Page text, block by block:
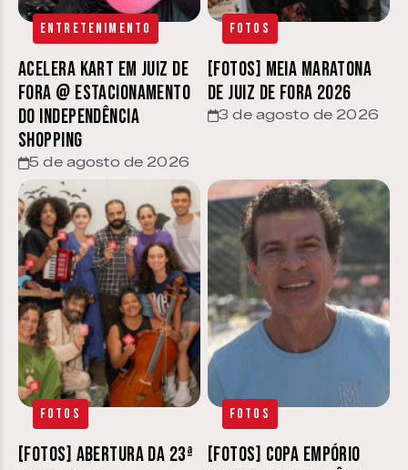
Entretenimento
Acelera Kart em Juiz de
Fora @ estacionamento
do Independência
Shopping
5 de agosto de 2026
Fotos
[FOTOS] Meia Maratona
de Juiz de Fora 2026
3 de agosto de 2026
Fotos
[FOTOS] Abertura da 23ª
Fotos
[FOTOS] Copa Empório